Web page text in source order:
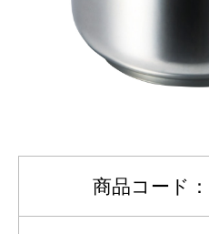
商品コード：